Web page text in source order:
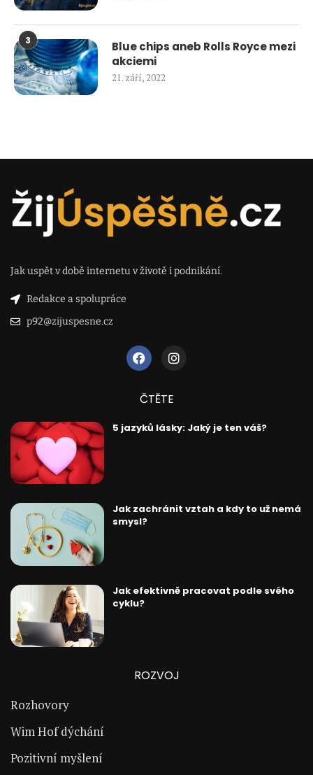
3
Blue chips aneb Rolls Royce mezi
akciemi
21. září, 2022
Jak uspět v době internetu v životě i podnikání.
Redakce a spolupráce
p92@zijuspesne.cz
ČTĚTE
5 jazyků lásky: Jaký je ten váš?
Jak zachránit vztah a kdy to už nemá
smysl?
Jak efektivně pracovat podle svého
cyklu?
ROZVOJ
Rozhovory
Wim Hof dýchání
Pozitivní myšlení